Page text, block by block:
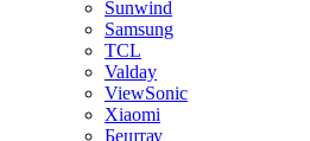
Sunwind
Samsung
TCL
Valday
ViewSonic
Xiaomi
Бештау